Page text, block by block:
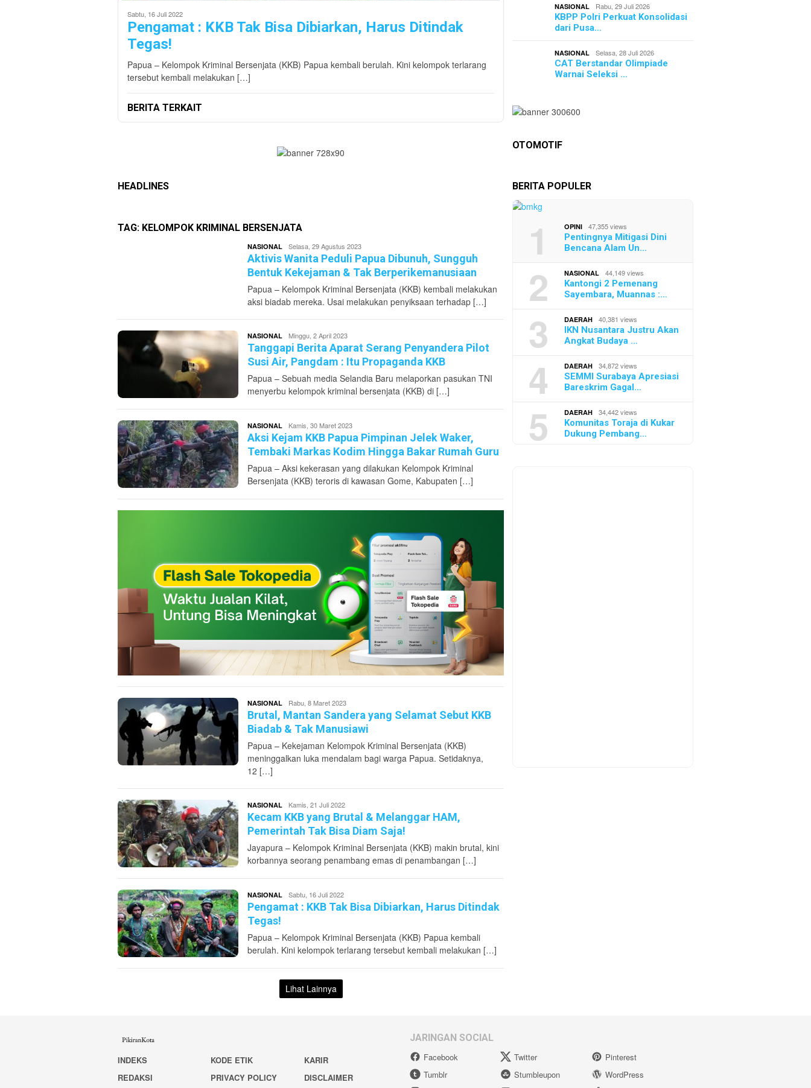
Sabtu, 16 Juli 2022
Pengamat : KKB Tak Bisa Dibiarkan, Harus Ditindak
Tegas!
Papua – Kelompok Kriminal Bersenjata (KKB) Papua kembali berulah. Kini kelompok terlarang
tersebut kembali melakukan […]
BERITA TERKAIT
HEADLINES
TAG: KELOMPOK KRIMINAL BERSENJATA
NASIONAL superadmin
Selasa, 29 Agustus 2023
Aktivis Wanita Peduli Papua Dibunuh, Sungguh
Bentuk Kekejaman & Tak Berperikemanusiaan
Papua – Kelompok Kriminal Bersenjata (KKB) kembali melakukan
aksi biadab mereka. Usai melakukan penyiksaan terhadap […]
NASIONAL superadmin
Minggu, 2 April 2023
Tanggapi Berita Aparat Serang Penyandera Pilot
Susi Air, Pangdam : Itu Propaganda KKB
Papua – Sebuah media Selandia Baru melaporkan pasukan TNI
menyerbu kelompok kriminal bersenjata (KKB) di […]
NASIONAL superadmin
Kamis, 30 Maret 2023
Aksi Kejam KKB Papua Pimpinan Jelek Waker,
Tembaki Markas Kodim Hingga Bakar Rumah Guru
Papua – Aksi kekerasan yang dilakukan Kelompok Kriminal
Bersenjata (KKB) teroris di kawasan Gome, Kabupaten […]
NASIONAL superadmin
Rabu, 8 Maret 2023
Brutal, Mantan Sandera yang Selamat Sebut KKB
Biadab & Tak Manusiawi
Papua – Kekejaman Kelompok Kriminal Bersenjata (KKB)
meninggalkan luka mendalam bagi warga Papua. Setidaknya,
12 […]
NASIONAL superadmin
Kamis, 21 Juli 2022
Kecam KKB yang Brutal & Melanggar HAM,
Pemerintah Tak Bisa Diam Saja!
Jayapura – Kelompok Kriminal Bersenjata (KKB) makin brutal, kini
korbannya seorang penambang emas di penambangan […]
NASIONAL superadmin
Sabtu, 16 Juli 2022
Pengamat : KKB Tak Bisa Dibiarkan, Harus Ditindak
Tegas!
Papua – Kelompok Kriminal Bersenjata (KKB) Papua kembali
berulah. Kini kelompok terlarang tersebut kembali melakukan […]
Lihat Lainnya
NASIONAL Rabu, 29 Juli 2026
KBPP Polri Perkuat Konsolidasi
dari Pusa…
NASIONAL Selasa, 28 Juli 2026
CAT Berstandar Olimpiade
Warnai Seleksi …
OTOMOTIF
BERITA POPULER
1 OPINI 47,355 views
Pentingnya Mitigasi Dini
Bencana Alam Un…
2 NASIONAL 44,149 views
Kantongi 2 Pemenang
Sayembara, Muannas :…
3 DAERAH 40,381 views
IKN Nusantara Justru Akan
Angkat Budaya …
4 DAERAH 34,872 views
SEMMI Surabaya Apresiasi
Bareskrim Gagal…
5 DAERAH 34,442 views
Komunitas Toraja di Kukar
Dukung Pembang…
INDEKS KODE ETIK
KARIR
REDAKSI
PRIVACY POLICY DISCLAIMER
JARINGAN SOCIAL
Facebook
Twitter
Pinterest
Tumblr
Stumbleupon
WordPress